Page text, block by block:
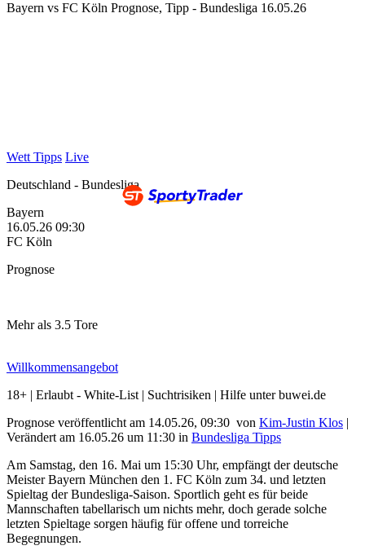
Bayern vs FC Köln Prognose, Tipp - Bundesliga 16.05.26
Wett Tipps Live
Deutschland - Bundesliga
Bayern
16.05.26 09:30
FC Köln
Prognose
Mehr als 3.5 Tore
Willkommensangebot
18+ | Erlaubt - White-List | Suchtrisiken | Hilfe unter buwei.de
Prognose veröffentlicht am 14.05.26, 09:30 von Kim-Justin Klos |
Verändert am 16.05.26 um 11:30 in Bundesliga Tipps
Am Samstag, den 16. Mai um 15:30 Uhr, empfängt der deutsche
Meister Bayern München den 1. FC Köln zum 34. und letzten
Spieltag der Bundesliga-Saison. Sportlich geht es für beide
Mannschaften tabellarisch um nichts mehr, doch gerade solche
letzten Spieltage sorgen häufig für offene und torreiche
Begegnungen.